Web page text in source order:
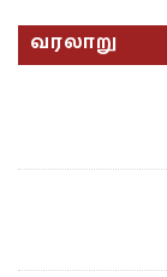
வரலாறு